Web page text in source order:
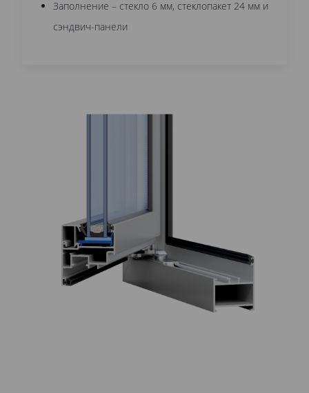
Заполнение – стекло 6 мм, стеклопакет 24 мм и
сэндвич-панели